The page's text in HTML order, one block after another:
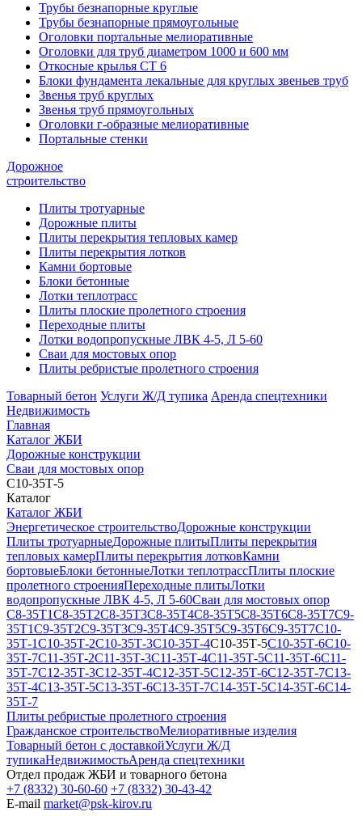
Трубы безнапорные круглые
Трубы безнапорные прямоугольные
Оголовки портальные мелиоративные
Оголовки для труб диаметром 1000 и 600 мм
Откосные крылья СТ 6
Блоки фундамента лекальные для круглых звеньев труб
Звенья труб круглых
Звенья труб прямоугольных
Оголовки г-образные мелиоративные
Портальные стенки
Дорожное
строительство
Плиты тротуарные
Дорожные плиты
Плиты перекрытия тепловых камер
Плиты перекрытия лотков
Камни бортовые
Блоки бетонные
Лотки теплотрасс
Плиты плоские пролетного строения
Переходные плиты
Лотки водопропускные ЛВК 4-5, Л 5-60
Сваи для мостовых опор
Плиты ребристые пролетного строения
Товарный бетон Услуги Ж/Д тупика Аренда спецтехники
Недвижимость
Главная
Каталог ЖБИ
Дорожные конструкции
Сваи для мостовых опор
С10-35Т-5
Каталог
Каталог ЖБИ
Энергетическое строительствоДорожные конструкции
Плиты тротуарныеДорожные плитыПлиты перекрытия
тепловых камерПлиты перекрытия лотковКамни
бортовыеБлоки бетонныеЛотки теплотрассПлиты плоские
пролетного строенияПереходные плитыЛотки
водопропускные ЛВК 4-5, Л 5-60Сваи для мостовых опор
С8-35Т1С8-35Т2С8-35Т3С8-35Т4С8-35Т5С8-35Т6С8-35Т7С9-
35Т1С9-35Т2С9-35Т3С9-35Т4С9-35Т5С9-35Т6С9-35Т7С10-
35Т-1С10-35Т-2С10-35Т-3С10-35Т-4С10-35Т-5С10-35Т-6С10-
35Т-7С11-35Т-2С11-35Т-3С11-35Т-4С11-35Т-5С11-35Т-6С11-
35Т-7С12-35Т-3С12-35Т-4С12-35Т-5С12-35Т-6С12-35Т-7С13-
35Т-4С13-35Т-5С13-35Т-6С13-35Т-7С14-35Т-5С14-35Т-6С14-
35Т-7
Плиты ребристые пролетного строения
Гражданское строительствоМелиоративные изделия
Товарный бетон с доставкойУслуги Ж/Д
тупикаНедвижимостьАренда спецтехники
Отдел продаж ЖБИ и товарного бетона
+7 (8332) 30-60-60 +7 (8332) 30-43-42
E-mail market@psk-kirov.ru